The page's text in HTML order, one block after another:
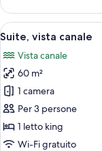
familiare
Apri
tutte
le
foto
per
Suite,
vista
canale
10
Suite, vista canale
Vista canale
60 m²
1 camera
Per 3 persone
1 letto king
Wi-Fi gratuito